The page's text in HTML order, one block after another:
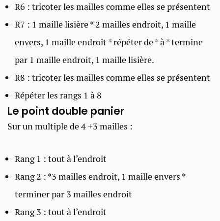
R6 : tricoter les mailles comme elles se présentent
R7 : 1 maille lisière * 2 mailles endroit, 1 maille
envers, 1 maille endroit * répéter de * à * termine
par 1 maille endroit, 1 maille lisière.
R8 : tricoter les mailles comme elles se présentent
Répéter les rangs 1 à 8
Le point double panier ​
Sur un multiple de 4 +3 mailles :
Rang 1 : tout à l’endroit
Rang 2 : *3 mailles endroit, 1 maille envers *
terminer par 3 mailles endroit
Rang 3 : tout à l’endroit